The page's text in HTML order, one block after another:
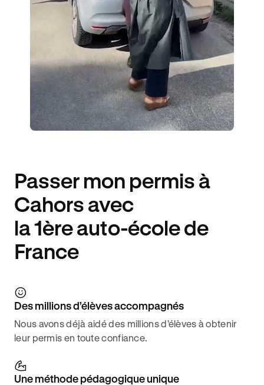
Passer mon permis à
Cahors avec
la 1ère auto-école de
France
Des millions d’élèves accompagnés
Nous avons déjà aidé des millions d’élèves à obtenir
leur permis en toute confiance.
Une méthode pédagogique unique